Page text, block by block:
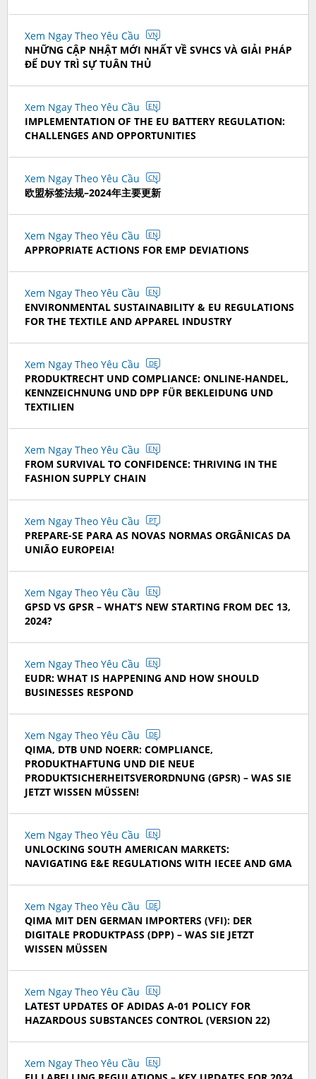
Xem Ngay Theo Yêu Cầu VN
NHỮNG CẬP NHẬT MỚI NHẤT VỀ SVHCS VÀ GIẢI PHÁP
ĐỂ DUY TRÌ SỰ TUÂN THỦ
Xem Ngay Theo Yêu Cầu EN
IMPLEMENTATION OF THE EU BATTERY REGULATION:
CHALLENGES AND OPPORTUNITIES
Xem Ngay Theo Yêu Cầu CN
欧盟标签法规–2024年主要更新
Xem Ngay Theo Yêu Cầu EN
APPROPRIATE ACTIONS FOR EMP DEVIATIONS
Xem Ngay Theo Yêu Cầu EN
ENVIRONMENTAL SUSTAINABILITY & EU REGULATIONS
FOR THE TEXTILE AND APPAREL INDUSTRY
Xem Ngay Theo Yêu Cầu DE
PRODUKTRECHT UND COMPLIANCE: ONLINE-HANDEL,
KENNZEICHNUNG UND DPP FÜR BEKLEIDUNG UND
TEXTILIEN
Xem Ngay Theo Yêu Cầu EN
FROM SURVIVAL TO CONFIDENCE: THRIVING IN THE
FASHION SUPPLY CHAIN
Xem Ngay Theo Yêu Cầu PT
PREPARE-SE PARA AS NOVAS NORMAS ORGÂNICAS DA
UNIÃO EUROPEIA!
Xem Ngay Theo Yêu Cầu EN
GPSD VS GPSR – WHAT’S NEW STARTING FROM DEC 13,
2024?
Xem Ngay Theo Yêu Cầu EN
EUDR: WHAT IS HAPPENING AND HOW SHOULD
BUSINESSES RESPOND
Xem Ngay Theo Yêu Cầu DE
QIMA, DTB UND NOERR: COMPLIANCE,
PRODUKTHAFTUNG UND DIE NEUE
PRODUKTSICHERHEITSVERORDNUNG (GPSR) – WAS SIE
JETZT WISSEN MÜSSEN!
Xem Ngay Theo Yêu Cầu EN
UNLOCKING SOUTH AMERICAN MARKETS:
NAVIGATING E&E REGULATIONS WITH IECEE AND GMA
Xem Ngay Theo Yêu Cầu DE
QIMA MIT DEN GERMAN IMPORTERS (VFI): DER
DIGITALE PRODUKTPASS (DPP) – WAS SIE JETZT
WISSEN MÜSSEN
Xem Ngay Theo Yêu Cầu EN
LATEST UPDATES OF ADIDAS A-01 POLICY FOR
HAZARDOUS SUBSTANCES CONTROL (VERSION 22)
Xem Ngay Theo Yêu Cầu EN